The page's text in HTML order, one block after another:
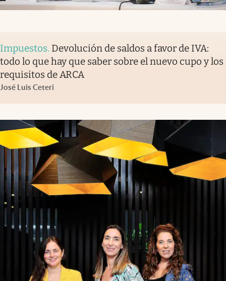
Impuestos. Devolución de saldos a favor de IVA:
todo lo que hay que saber sobre el nuevo cupo y los
requisitos de ARCA
José Luis Ceteri